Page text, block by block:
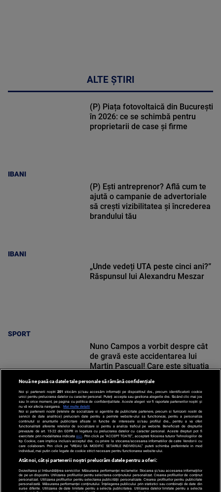
ALTE ȘTIRI
IBANI
(P) Piața fotovoltaică din București
în 2026: ce se schimbă pentru
proprietarii de case și firme
IBANI
(P) Ești antreprenor? Află cum te
ajută o campanie de advertoriale
să crești vizibilitatea și încrederea
brandului tău
SPORT
„Unde vedeți UTA peste cinci ani?”
Răspunsul lui Alexandru Meszar
SPORT
Nuno Campos a vorbit despre cât
de gravă este accidentarea lui
Martin Pascual! Care este situația
Nouă ne pasă ca datele tale personale să rămână confidențiale
Noi și partenerii noștri 201 stocăm și/sau accesăm informații pe dispozitivul dvs., precum identificatorii cookie
unici pentru prelucrarea datelor cu caracter personal. Puteți accepta sau gestiona alegerile dvs. făcând clic mai jos
sau în orice moment, pe pagina cu politica de confidențialitate. Aceste alegeri vor fi raportate partenerilor noștri și
nu vă vor afecta navigarea.
Mai multe detalii
Noi si partenerii nostri (retelele de socializare si agentiile de publicitate partenere, precum si furnizorii nostri de
servicii de date analitice) prelucram date pentru a permite website-ului sa functioneze, pentru a personaliza
continutul si anunturile publicitare afisate in functie de interesele si/sau profilul dvs., pentru a va oferi
functionalitati aferente retelelor de socializare si pentru a analiza traficul pe website. Beneficiati de drepturile
prevazute de art. 15-22 din GDPR in legatura cu prelucrarea datelor cu caracter personal. Aceste drepturi pot fi
exercitate prin modalitatea indicataaici . Prin click pe “ACCEPT TOATE”, acceptati folosirea tuturor Tehnologiilor de
tip Cookie, care implica inclusiv acceptul dvs. cu privire la stocarea/accesarea informatiilor de catre Vendor-ii cu
care colaboram. Prin click pe “VREAU SA MODIFIC SETARILE INDIVIDUAL” puteti schimba preferintele in mod
individual, mai putin cele legate de cookie strict necesare pentru functionarea website-ului.
Atât noi, cât și partenerii noștri prelucrăm datele pentru a oferi:
Dezvoltarea și îmbunătățirea serviciilor. Măsurarea performanței reclamelor. Stocarea și/sau accesarea informațiilor
de pe un dispozitiv. Utilizarea profilurilor pentru selectarea conținutului personalizat. Crearea profilurilor de conținut
personalizat. Utilizarea profilurilor pentru selectarea publicității personalizate. Crearea profilurilor pentru publicitate
personalizată. Măsurarea performanței conținutului. Înțelegerea publicului prin statistici sau combinații de date din
surse diferite. Utilizarea de date limitate pentru a selecta publicitatea. Utilizarea datelor limitate pentru a selecta